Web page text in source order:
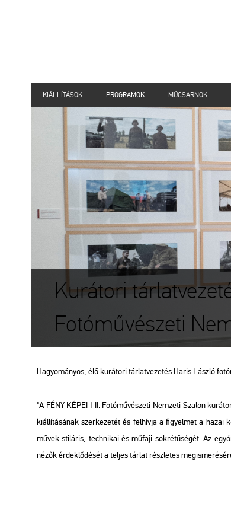
KIÁLLÍTÁSOK PROGRAMOK MŰCSARNOK
Kurátori
Fotóművészeti
Ha­gyo­má­nyos, élő ku­rá­to­ri tár­lat­ve­ze­tés Haris Lász­ló
"A FÉNY KÉPEI ǀ II. Fo­tó­mű­vé­sze­ti Nem­ze­ti Sza­lon
ki­ál­lí­tá­sá­nak szer­ke­ze­tét és fel­hív­ja a fi­gyel­met a hazai
művek sti­lá­ris, tech­ni­kai és mű­fa­ji sok­ré­tű­sé­gét. Az
nézők ér­dek­lő­dé­sét a tel­jes tár­lat rész­le­tes